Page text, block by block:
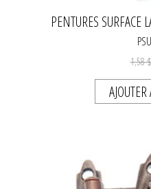
PENTURES SURFACE
1,58 $